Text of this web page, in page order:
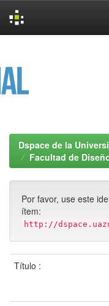
Dspace de la
Facultad de
Por favor, use este
ítem:
http://
Título :